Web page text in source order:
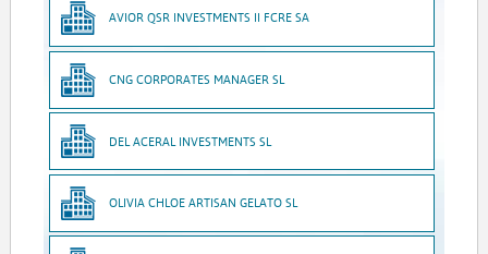
AVIOR QSR INVESTMENTS II FCRE SA
CNG CORPORATES MANAGER SL
DEL ACERAL INVESTMENTS SL
OLIVIA CHLOE ARTISAN GELATO SL